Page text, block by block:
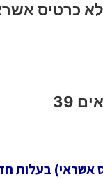
כרטיס
39
בעלות חד